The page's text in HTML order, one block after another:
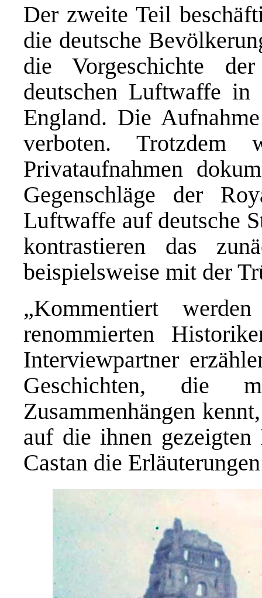
Der zweite Teil
die deutsche
die Vorgeschichte der
deutschen Luftwaffe in
England. Die
verboten. Trotzdem
Privataufnahmen
Gegenschläge der
Luftwaffe auf deutsche
kontrastieren das
beispielsweise mit der
„Kommentiert
renommierten
Interviewpartner
Geschichten, die
Zusammenhängen
auf die ihnen gezeigten
Castan die